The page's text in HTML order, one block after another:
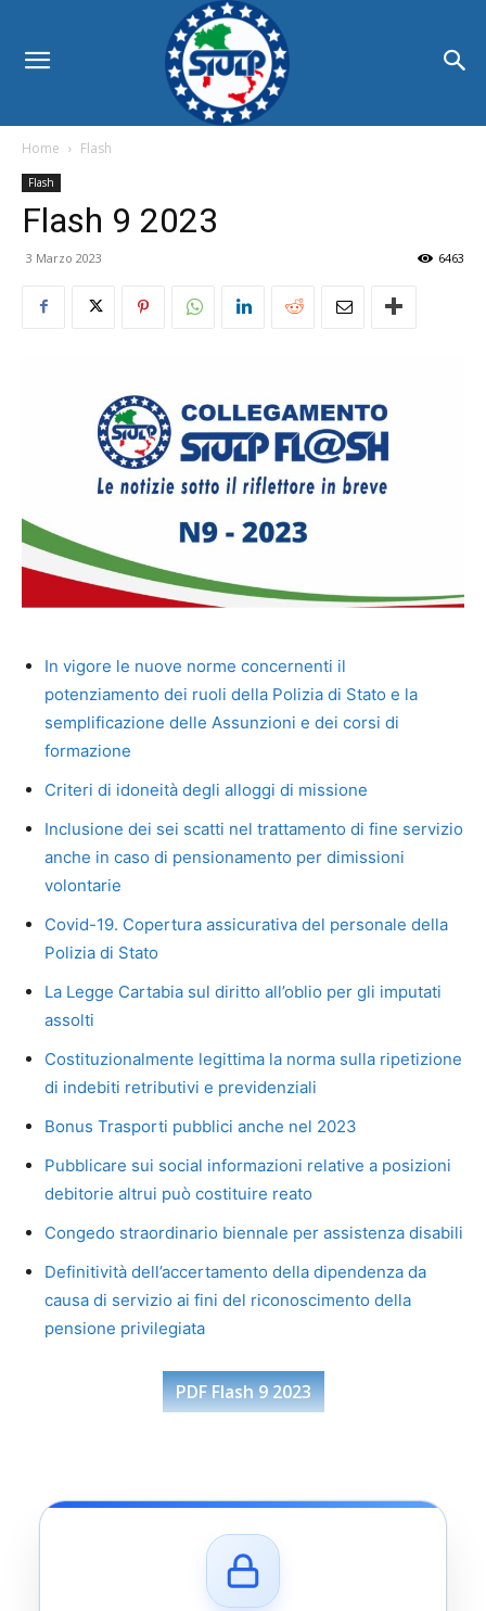
Home Flash
Flash
Flash 9 2023
3 Marzo 2023 6463
In vigore le nuove norme concernenti il
potenziamento dei ruoli della Polizia di Stato e la
semplificazione delle Assunzioni e dei corsi di
formazione
Criteri di idoneità degli alloggi di missione
Inclusione dei sei scatti nel trattamento di fine servizio
anche in caso di pensionamento per dimissioni
volontarie
Covid-19. Copertura assicurativa del personale della
Polizia di Stato
La Legge Cartabia sul diritto all’oblio per gli imputati
assolti
Costituzionalmente legittima la norma sulla ripetizione
di indebiti retributivi e previdenziali
Bonus Trasporti pubblici anche nel 2023
Pubblicare sui social informazioni relative a posizioni
debitorie altrui può costituire reato
Congedo straordinario biennale per assistenza disabili
Definitività dell’accertamento della dipendenza da
causa di servizio ai fini del riconoscimento della
pensione privilegiata
PDF Flash 9 2023